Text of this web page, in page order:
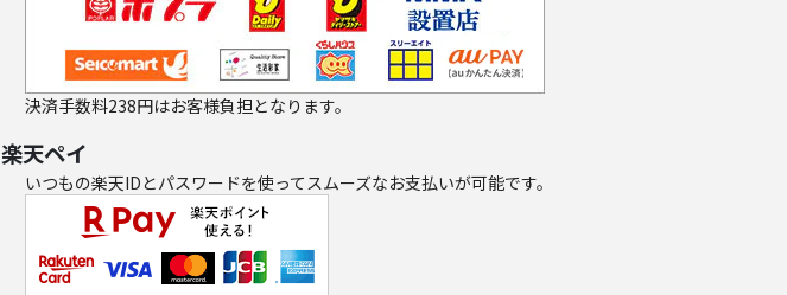
決済手数料238円はお客様負担となります。
楽天ペイ
いつもの楽天IDとパスワードを使ってスムーズなお支払いが可能です。